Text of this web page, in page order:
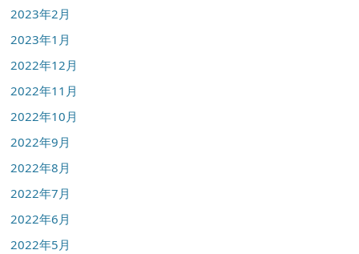
2023年2月
2023年1月
2022年12月
2022年11月
2022年10月
2022年9月
2022年8月
2022年7月
2022年6月
2022年5月